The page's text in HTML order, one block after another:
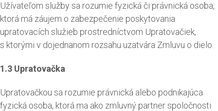
Užívateľom služby sa rozumie fyzická či právnická osoba,
ktorá má záujem o zabezpečenie poskytovania
upratovacích služieb prostredníctvom Upratovačiek,
s ktorými v dojednanom rozsahu uzatvára Zmluvu o dielo.
1.3 Upratovačka
Upratovačkou sa rozumie právnická alebo podnikajúca
fyzická osoba, ktorá ma ako zmluvný partner spoločnosti